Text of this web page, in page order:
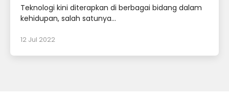
Teknologi kini diterapkan di berbagai bidang dalam
kehidupan, salah satunya...
12 Jul 2022